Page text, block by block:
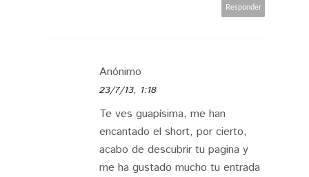
Responder
Anónimo
23/7/13, 1:18
Te ves guapísima, me han
encantado el short, por cierto,
acabo de descubrir tu pagina y
me ha gustado mucho tu entrada